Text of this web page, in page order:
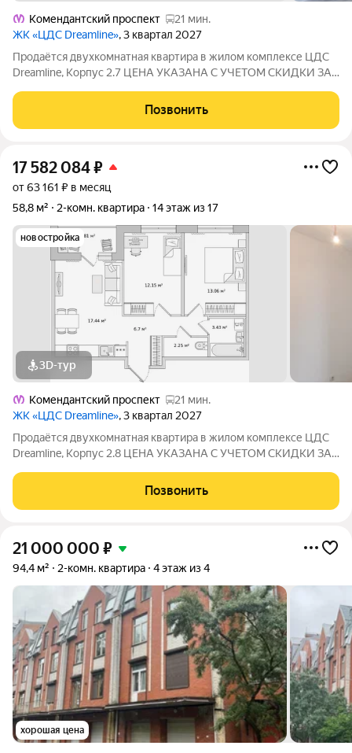
Комендантский проспект
21 мин.
ЖК «ЦДС Dreamline», 3 квартал 2027
Продаётся двухкомнатная квартира в жилом комплексе ЦДС
Dreamline, Корпус 2.7 ЦЕНА УКАЗАНА С УЧЕТОМ СКИДКИ ЗА
сертификат новосела в магазин ХОФФ на сумму 50 000
рублей. Им можно оплатить не
Позвонить
17 582 084₽
от 63 161 ₽ в месяц
58,8 м²
2-комн. квартира 14 этаж из 17
новостройка
3D-тур
Комендантский проспект
21 мин.
ЖК «ЦДС Dreamline», 3 квартал 2027
Продаётся двухкомнатная квартира в жилом комплексе ЦДС
Dreamline, Корпус 2.8 ЦЕНА УКАЗАНА С УЧЕТОМ СКИДКИ ЗА
сертификат новосела в магазин ХОФФ на сумму 50 000
рублей. Им можно оплатить не
Позвонить
21 000 000 ₽
94,4 м² 2-комн. квартира 4 этаж из 4
хорошая цена